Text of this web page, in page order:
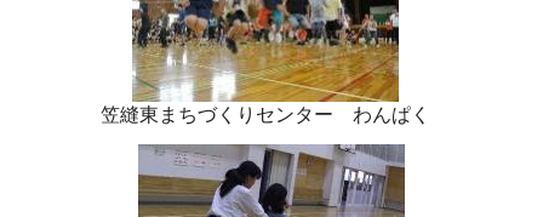
笠縫東まちづくりセンター わんぱく